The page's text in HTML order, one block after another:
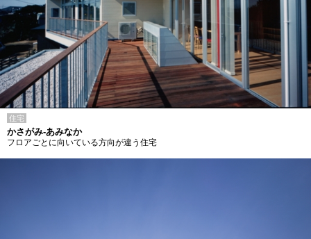
住宅
かさがみ-あみなか
フロアごとに向いている方向が違う住宅